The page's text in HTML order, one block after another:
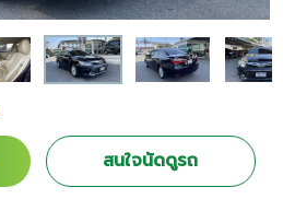
สนใจนัดดูรถ